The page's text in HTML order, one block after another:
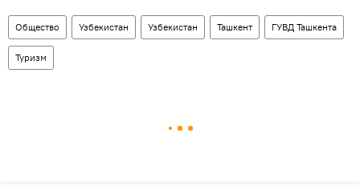
Общество Узбекистан Узбекистан Ташкент ГУВД Ташкента
Туризм